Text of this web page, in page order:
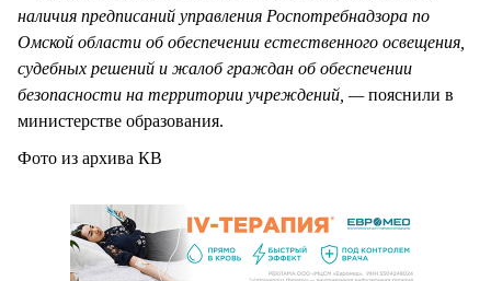
наличия предписаний управления Роспотребнадзора по
Омской области об обеспечении естественного освещения,
судебных решений и жалоб граждан об обеспечении
безопасности на территории учреждений, —пояснили в
министерстве образования.
Фото из архива КВ